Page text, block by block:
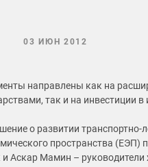
03 ИЮН 2012
направлены как на
так и на инвестиции
о развитии транспортно-
пространства (ЕЭП)
Аскар Мамин – руководители